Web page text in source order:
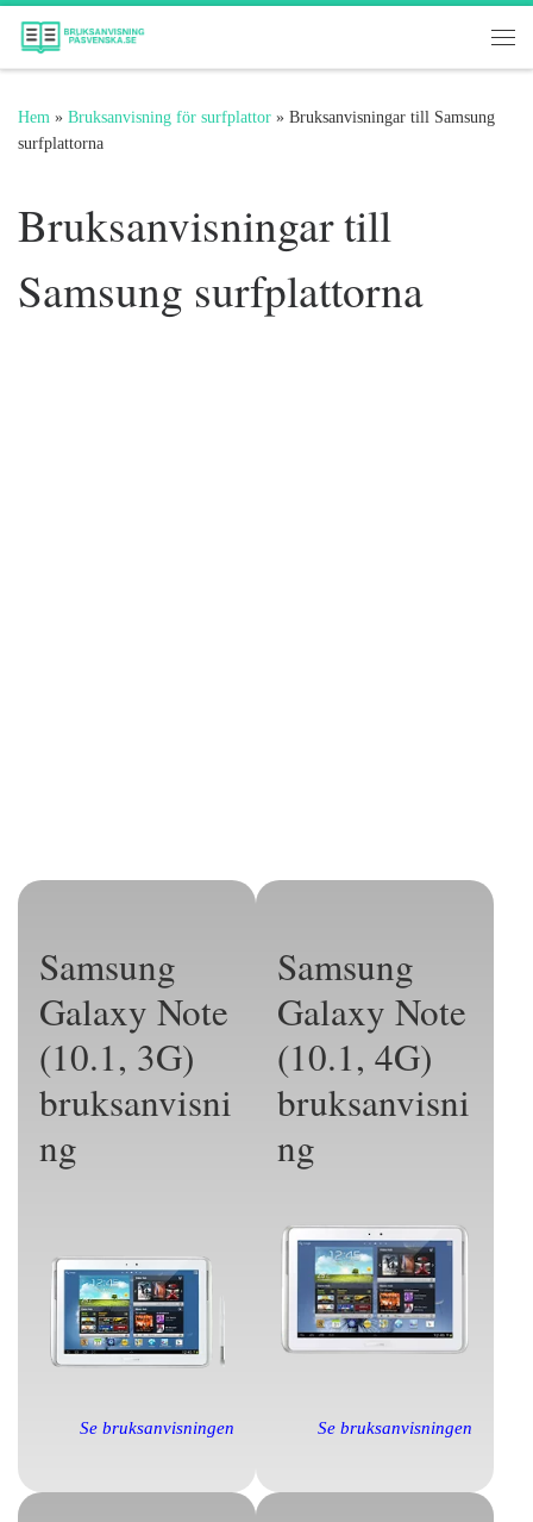
Hoppa till innehåll
Hem » Bruksanvisning för surfplattor » Bruksanvisningar till Samsung
surfplattorna
Bruksanvisningar till
Samsung surfplattorna
Samsung
Galaxy Note
(10.1, 3G)
bruksanvisni
ng
Se bruksanvisningen
Samsung
Galaxy Note
(10.1, 4G)
bruksanvisni
ng
Se bruksanvisningen